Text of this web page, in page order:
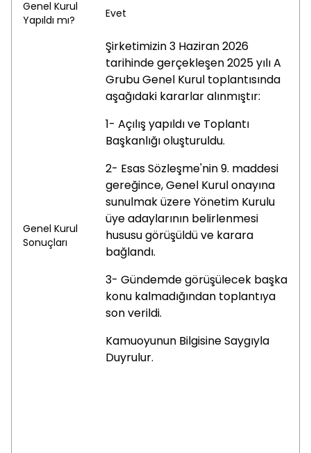
Genel Kurul
Yapıldı mı?
Evet
Genel Kurul
Sonuçları
Şirketimizin 3 Haziran 2026
tarihinde gerçekleşen 2025 yılı A
Grubu Genel Kurul toplantısında
aşağıdaki kararlar alınmıştır:
1- Açılış yapıldı ve Toplantı
Başkanlığı oluşturuldu.
2- Esas Sözleşme'nin 9. maddesi
gereğince, Genel Kurul onayına
sunulmak üzere Yönetim Kurulu
üye adaylarının belirlenmesi
hususu görüşüldü ve karara
bağlandı.
3- Gündemde görüşülecek başka
konu kalmadığından toplantıya
son verildi.
Kamuoyunun Bilgisine Saygıyla
Duyrulur.